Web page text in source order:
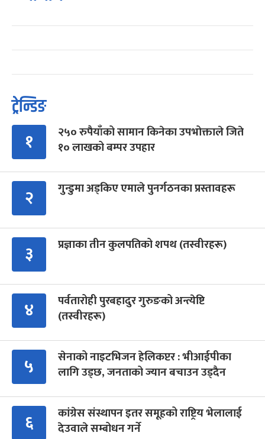
ट्रेन्डिङ
१
२५० रुपैयाँको सामान किनेका उपभोक्ताले जिते
१० लाखको बम्पर उपहार
२ गुन्डुमा अड्किए एमाले पुनर्गठनका प्रस्तावहरू
३ प्रज्ञाका तीन कुलपतिको शपथ (तस्वीरहरू)
४
पर्वतारोही पुरबहादुर गुरुङको अन्त्येष्टि
(तस्वीरहरू)
५
सेनाको नाइटभिजन हेलिकप्टर : भीआईपीका
लागि उड्छ, जनताको ज्यान बचाउन उड्दैन
६
कांग्रेस संस्थापन इतर समूहको राष्ट्रिय भेलालाई
देउवाले सम्बोधन गर्ने